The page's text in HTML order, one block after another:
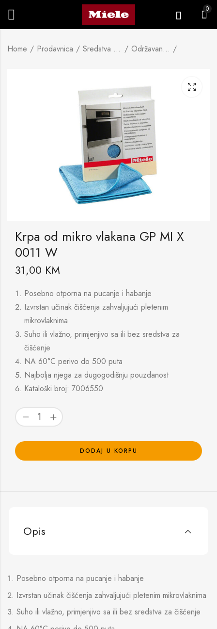
0
Home Prodavnica Sredstva za čišćenje Održavanje uređaja
Krpa od mikro vlakana GP MI X
0011 W
31,00 KM
Posebno otporna na pucanje i habanje
Izvrstan učinak čišćenja zahvaljujući pletenim
mikrovlaknima
Suho ili vlažno, primjenjivo sa ili bez sredstva za
čišćenje
NA 60°C perivo do 500 puta
Najbolja njega za dugogodišnju pouzdanost
Kataloški broj: 7006550
DODAJ U KORPU
Opis
Posebno otporna na pucanje i habanje
Izvrstan učinak čišćenja zahvaljujući pletenim mikrovlaknima
Suho ili vlažno, primjenjivo sa ili bez sredstva za čišćenje